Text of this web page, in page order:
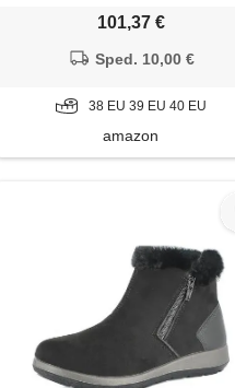
taglia 38
101,37 €
Sped. 10,00 €
38 EU 39 EU 40 EU
amazon